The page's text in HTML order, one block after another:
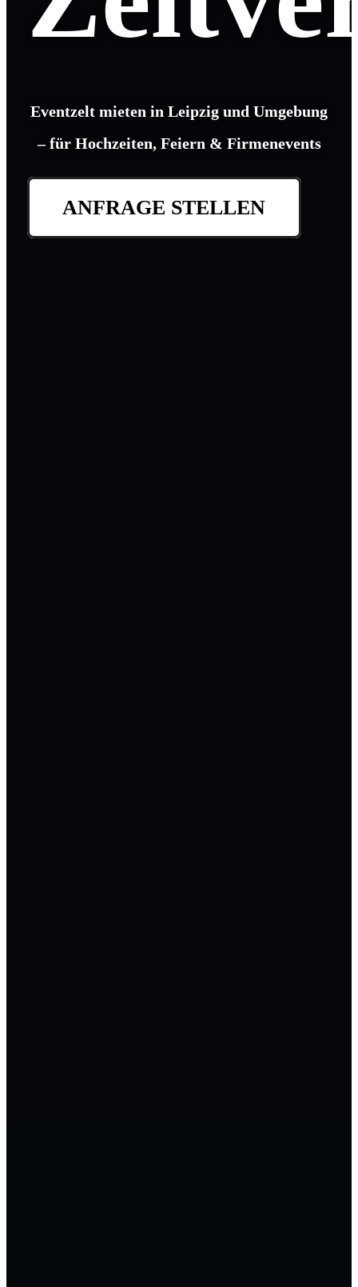
Eventzelt mieten in Leipzig und Umgebung
– für Hochzeiten, Feiern & Firmenevents
ANFRAGE STELLEN